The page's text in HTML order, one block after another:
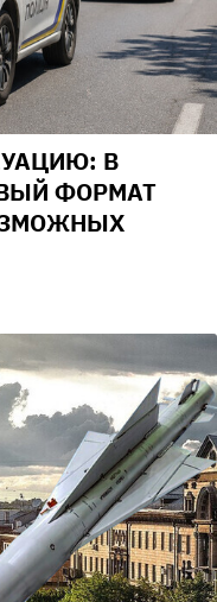
В
ФОРМАТ